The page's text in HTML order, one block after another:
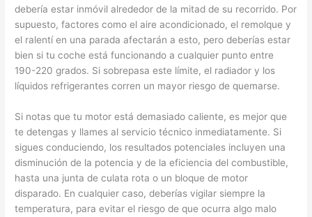
debería estar inmóvil alrededor de la mitad de su recorrido. Por
supuesto, factores como el aire acondicionado, el remolque y
el ralentí en una parada afectarán a esto, pero deberías estar
bien si tu coche está funcionando a cualquier punto entre
190-220 grados. Si sobrepasa este límite, el radiador y los
líquidos refrigerantes corren un mayor riesgo de quemarse.
Si notas que tu motor está demasiado caliente, es mejor que
te detengas y llames al servicio técnico inmediatamente. Si
sigues conduciendo, los resultados potenciales incluyen una
disminución de la potencia y de la eficiencia del combustible,
hasta una junta de culata rota o un bloque de motor
disparado. En cualquier caso, deberías vigilar siempre la
temperatura, para evitar el riesgo de que ocurra algo malo